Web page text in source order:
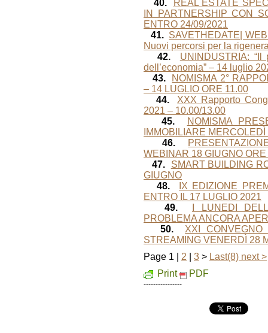
40.
REAL ESTATE
IN PARTNERSHIP CON
ENTRO 24/09/2021
41. SAVETHEDATE|
Nuovi percorsi per la
42.
UNINDUSTRIA:
dell’economia” – 14 luglio
43.
NOMISMA 2°
– 14 LUGLIO ORE 11.00
44.
XXX Rapporto
2021 – 10.00/13.00
45.
NOMISMA
IMMOBILIARE
46.
WEBINAR 18 GIUGNO
47.
SMART BUILDING
GIUGNO
48.
IX EDIZIONE
ENTRO IL 17 LUGLIO 2021
49.
I LUNEDI
PROBLEMA ANCORA
50.
XXI CONVEGNO
STREAMING VENERDÌ 28
Page 1 | 2 3 > Last(8) next >
Print
PDF
----------------